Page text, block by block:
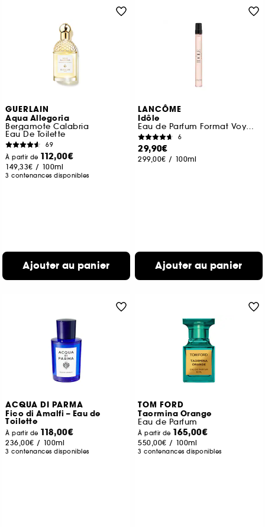
GUERLAIN
Aqua Allegoria
Bergamote Calabria
Eau De Toilette
69
À partir de 112,00€
149,33€ / 100ml
3 contenances disponibles
Ajouter au panier
LANCÔME
Idôle
Eau de Parfum Format Voyage
6
29,90€
299,00€ / 100ml
Ajouter au panier
ACQUA DI PARMA
Fico di Amalfi – Eau de
Toilette
À partir de 118,00€
236,00€ / 100ml
3 contenances disponibles
TOM FORD
Taormina Orange
Eau de Parfum
À partir de 165,00€
550,00€ / 100ml
3 contenances disponibles